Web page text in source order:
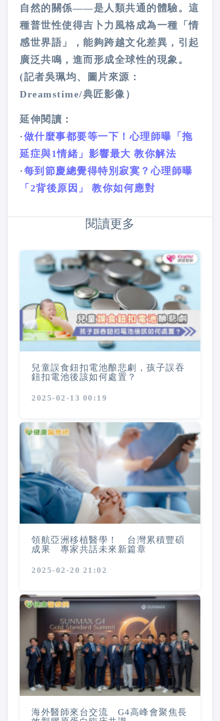
自然的關係——是人類共通的體驗。這
種普世性使得吉卜力風格成為一種「情
感世界語」，能夠跨越文化差異，引起
廣泛共鳴，進而形成全球性的現象。
(記者吳珮均、圖片來源：
Dreamstime/典匠影像）
延伸閱讀：
·做什麼事都要等一下！心理師曝「拖
延症與1情緒」影響最大 教你解法
·每到節慶總覺得特別寂寞？心理師曝
「2背後原因」 教你如何應對
閱讀更多
兒童誤食鈕扣電池酿悲劇，孩子誤吞
鈕扣電池後該如何處置？
2025-02-13 00:19
領航亞洲移植醫學！ 台灣累積豐碩
成果 專家共話未來新篇章
2025-02-20 21:02
海外醫師來台交流 G4高峰會聚焦長